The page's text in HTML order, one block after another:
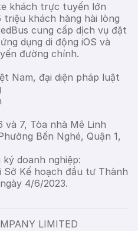
khách trực tuyến lớn
khách hàng hài lòng
cung cấp dịch vụ đặt
dụng di động iOS và
đường chính.
Nam, đại diện pháp luật
7, Tòa nhà Mê Linh
Bến Nghé, Quận 1,
doanh nghiệp:
Kế hoạch đầu tư Thành
4/6/2023.
LIMITED